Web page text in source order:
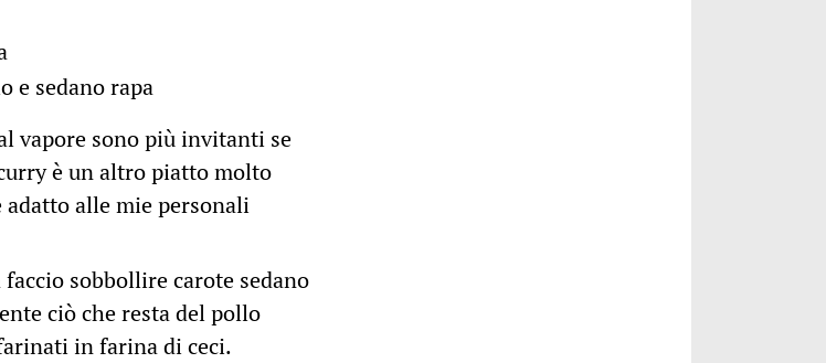
e sedano rapa
vapore sono più invitanti se
è un altro piatto molto
alle mie personali
sobbollire carote sedano
ciò che resta del pollo
in farina di ceci.